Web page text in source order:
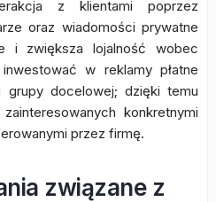
z klientami poprzez
oraz wiadomości prywatne
i zwiększa lojalność wobec
w reklamy płatne
grupy docelowej; dzięki temu
konkretnymi
przez firmę.
związane z